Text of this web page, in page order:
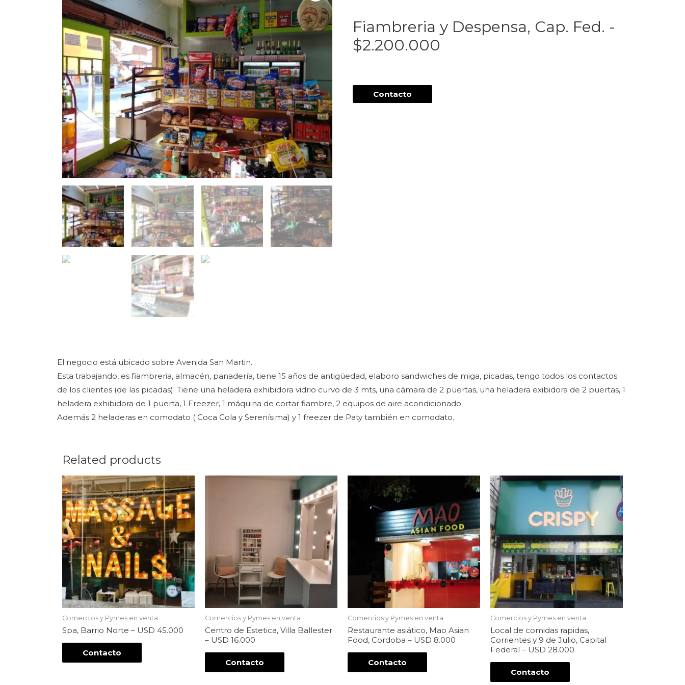
Fiambreria y Despensa, Cap. Fed. -
$2.200.000
Contacto
El negocio está ubicado sobre Avenida San Martin.
Esta trabajando, es fiambreria, almacén, panadería, tiene 15 años de antigüedad, elaboro sandwiches de miga, picadas, tengo todos los contactos
de los clientes (de las picadas). Tiene una heladera exhibidora vidrio curvo de 3 mts, una cámara de 2 puertas, una heladera exibidora de 2 puertas, 1
heladera exhibidora de 1 puerta, 1 Freezer, 1 máquina de cortar fiambre, 2 equipos de aire acondicionado.
Además 2 heladeras en comodato ( Coca Cola y Serenísima) y 1 freezer de Paty también en comodato.
Related products
Comercios y Pymes en venta
Spa, Barrio Norte – USD 45.000
Contacto
Comercios y Pymes en venta
Centro de Estetica, Villa Ballester
– USD 16.000
Contacto
Comercios y Pymes en venta
Restaurante asiático, Mao Asian
Food, Cordoba – USD 8.000
Contacto
Comercios y Pymes en venta
Local de comidas rapidas,
Corrientes y 9 de Julio, Capital
Federal – USD 28.000
Contacto